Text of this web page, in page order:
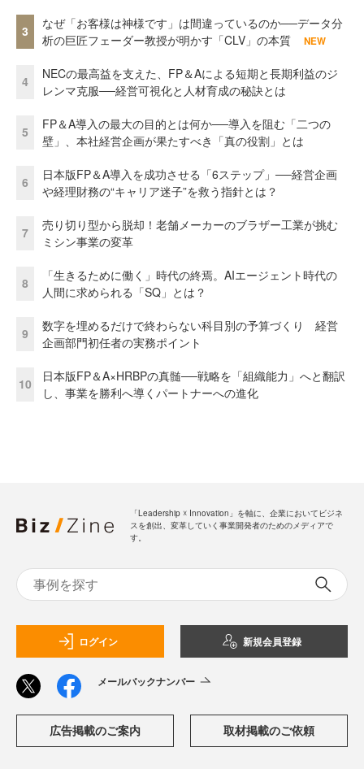
3
なぜ「お客様は神様です」は間違っているのか──データ分
析の巨匠フェーダー教授が明かす「CLV」の本質
NEW
4
NECの最高益を支えた、FP＆Aによる短期と長期利益のジ
レンマ克服──経営可視化と人材育成の秘訣とは
5
FP＆A導入の最大の目的とは何か──導入を阻む「二つの
壁」、本社経営企画が果たすべき「真の役割」とは
6
日本版FP＆A導入を成功させる「6ステップ」──経営企画
や経理財務の“キャリア迷子”を救う指針とは？
7
売り切り型から脱却！老舗メーカーのブラザー工業が挑む
ミシン事業の変革
8
「生きるために働く」時代の終焉。AIエージェント時代の
人間に求められる「SQ」とは？
9
数字を埋めるだけで終わらない科目別の予算づくり 経営
企画部門初任者の実務ポイント
10
日本版FP＆A×HRBPの真髄──戦略を「組織能力」へと翻訳
し、事業を勝利へ導くパートナーへの進化
「Leadership ☓ Innovation」を軸に、企業においてビジネ
スを創出、変革していく事業開発者のためのメディアで
す。
ログイン 新規会員登録
メールバックナンバー
広告掲載のご案内 取材掲載のご依頼